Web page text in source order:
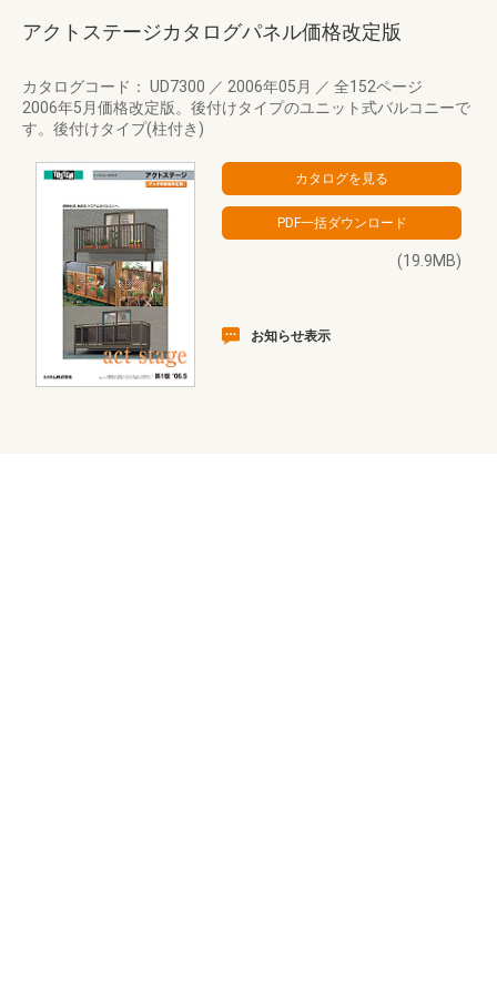
アクトステージカタログパネル価格改定版
カタログコード： UD7300 ／ 2006年05月 ／ 全152ページ
2006年5月価格改定版。後付けタイプのユニット式バルコニーで
す。後付けタイプ(柱付き)
(19.9MB)
お知らせ表示